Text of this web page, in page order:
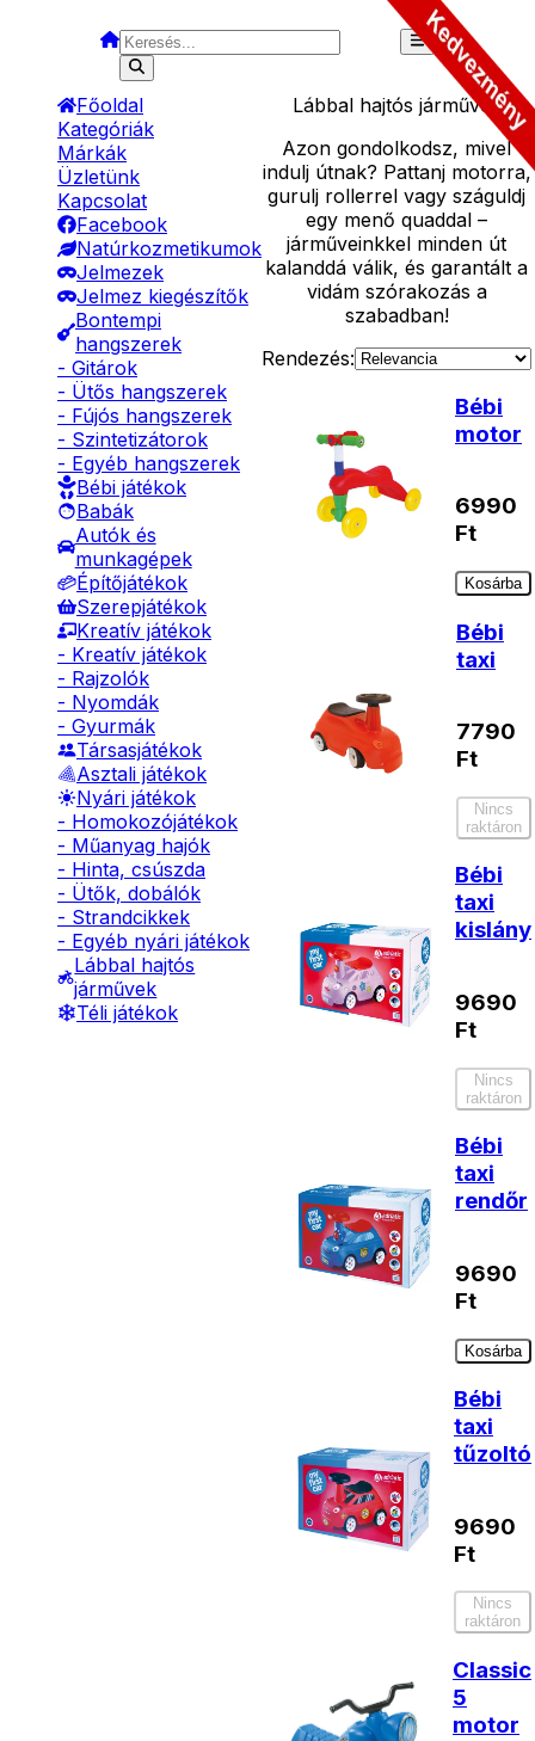
Főoldal
Kategóriák
Márkák
Üzletünk
Kapcsolat
Facebook
Natúrkozmetikumok
Jelmezek
Jelmez kiegészítők
Bontempi
hangszerek
- Gitárok
- Ütős hangszerek
- Fújós hangszerek
- Szintetizátorok
- Egyéb hangszerek
Bébi játékok
Babák
Autók és
munkagépek
Építőjátékok
Szerepjátékok
Kreatív játékok
- Kreatív játékok
- Rajzolók
- Nyomdák
- Gyurmák
Társasjátékok
Asztali játékok
Nyári játékok
- Homokozójátékok
- Műanyag hajók
- Hinta, csúszda
- Ütők, dobálók
- Strandcikkek
- Egyéb nyári játékok
Lábbal hajtós
járművek
Téli játékok
Lábbal hajtós járművek
Azon gondolkodsz, mivel
indulj útnak? Pattanj motorra,
gurulj rollerrel vagy száguldj
egy menő quaddal –
járműveinkkel minden út
kalanddá válik, és garantált a
vidám szórakozás a
szabadban!
Rendezés:
Bébi
motor
6990
Ft
Kosárba
Bébi
taxi
7790
Ft
Nincs
raktáron
Bébi
taxi
kislány
9690
Ft
Nincs
raktáron
Bébi
taxi
rendőr
9690
Ft
Kosárba
Bébi
taxi
tűzoltó
9690
Ft
Nincs
raktáron
Classic
5
motor